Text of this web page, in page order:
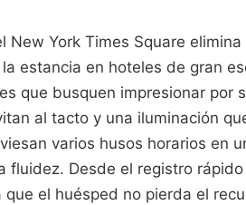
York Times Square
estancia en hoteles de gran
que busquen impresionar por
al tacto y una iluminación
varios husos horarios en
fluidez. Desde el registro
el huésped no pierda el